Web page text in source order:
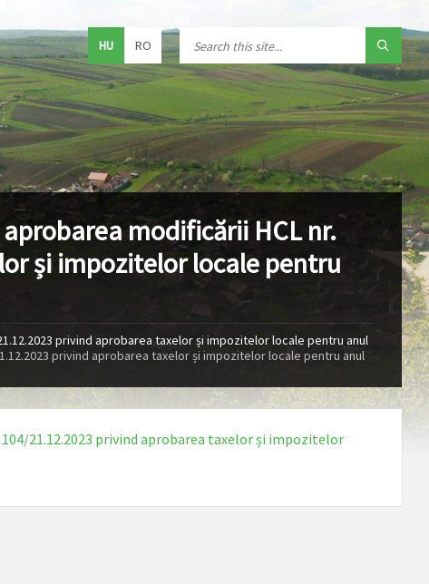
HU RO
modificării HCL nr.
și impozitelor locale pentru
privind aprobarea taxelor și impozitelor locale pentru anul
privind aprobarea taxelor și impozitelor locale pentru anul
21.12.2023 privind aprobarea taxelor și impozitelor